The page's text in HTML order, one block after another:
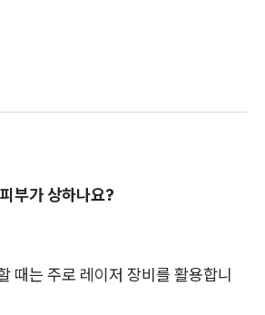
부가 상하나요?
때는 주로 레이저 장비를 활용합니